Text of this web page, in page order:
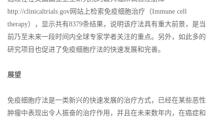
http://clinicaltrials.gov网站上检索免疫细胞治疗（Immune cell
therapy），显示共有8379条结果，说明该疗法具有重大前景，是当
前乃至未来一段时间内全球专家学者关注的重点。另外，如此多的
研究项目也促进了免疫细胞疗法的快速发展和完善。
展望
免疫细胞疗法是一类新兴的快速发展的治疗方式，已经在某些恶性
肿瘤中表现出令人振奋的治疗作用，并且在未来数年内，在癌症和